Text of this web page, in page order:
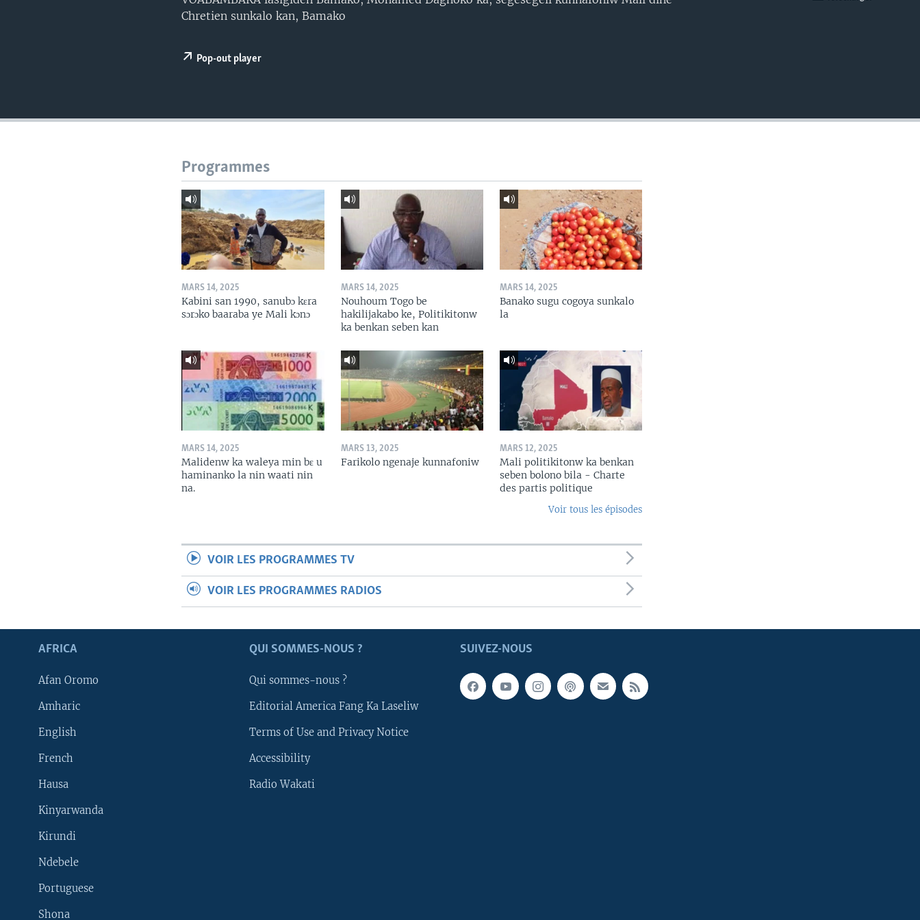
Chretien sunkalo kan, Bamako
Pop-out player
Programmes
MARS 14, 2025
Kabini san 1990, sanubɔ kɛra
sɔrɔko baaraba ye Mali kɔnɔ
MARS 14, 2025
Nouhoum Togo be
hakilijakabo ke, Politikitonw
ka benkan seben kan
MARS 14, 2025
Banako sugu cogoya sunkalo
la
MARS 14, 2025
Malidenw ka waleya min bɛ u
haminanko la nin waati nin
na.
MARS 13, 2025
Farikolo ngenaje kunnafoniw
MARS 12, 2025
Mali politikitonw ka benkan
seben bolono bila - Charte
des partis politique
Voir tous les épisodes
VOIR LES PROGRAMMES TV
VOIR LES PROGRAMMES RADIOS
SUIVEZ-NOUS
AFRICA
Afan Oromo
Amharic
English
French
Hausa
Kinyarwanda
Kirundi
Ndebele
Portuguese
Shona
QUI SOMMES-NOUS ?
Qui sommes-nous ?
Editorial America Fang Ka Laseliw
Terms of Use and Privacy Notice
Accessibility
Radio Wakati